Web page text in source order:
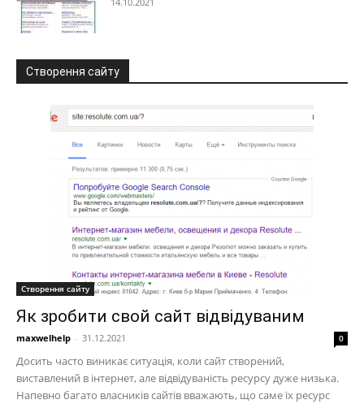
Створення сайту
Створення сайту
Як зробити свой сайт відвідуваним
maxwelhelp - 31.12.2021 0
Досить часто виникає ситуація, коли сайт створений,
виставлений в інтернет, але відвідуваність ресурсу дуже низька.
Напевно багато власників сайтів вважають, що саме їх ресурс